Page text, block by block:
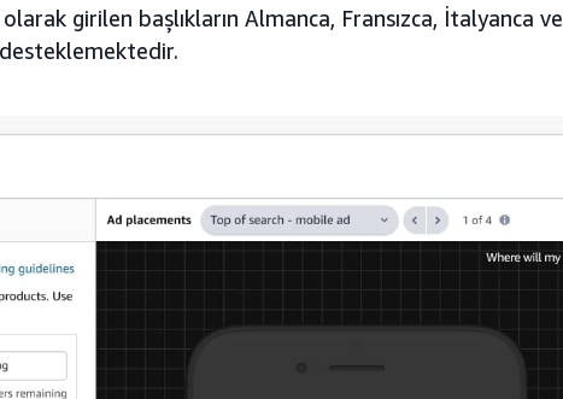
girilen başlıkların Almanca, Fransızca, İtalyanca ve